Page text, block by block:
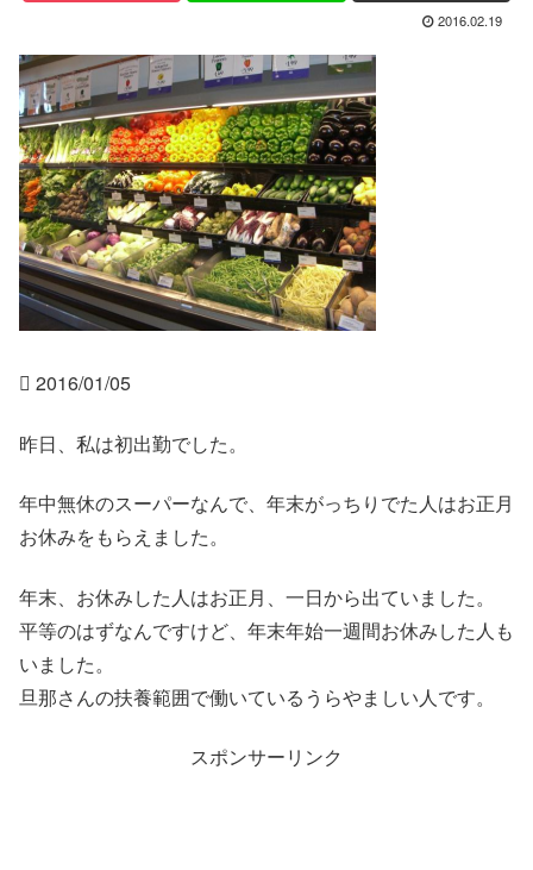
2016.02.19
 2016/01/05
昨日、私は初出勤でした。
年中無休のスーパーなんで、年末がっちりでた人はお正月
お休みをもらえました。
年末、お休みした人はお正月、一日から出ていました。
平等のはずなんですけど、年末年始一週間お休みした人も
いました。
旦那さんの扶養範囲で働いているうらやましい人です。
スポンサーリンク